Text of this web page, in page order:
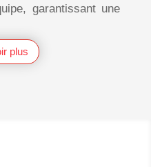
garantissant une
plus